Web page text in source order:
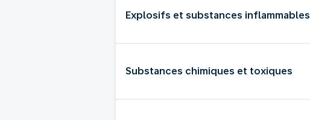
Explosifs et substances inflammables
Substances chimiques et toxiques